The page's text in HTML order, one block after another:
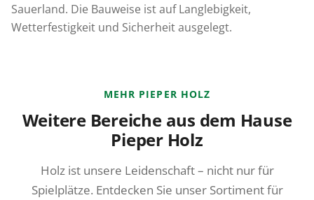
Sauerland. Die Bauweise ist auf Langlebigkeit,
Wetterfestigkeit und Sicherheit ausgelegt.
MEHR PIEPER HOLZ
Weitere Bereiche aus dem Hause
Pieper Holz
Holz ist unsere Leidenschaft – nicht nur für
Spielplätze. Entdecken Sie unser Sortiment für